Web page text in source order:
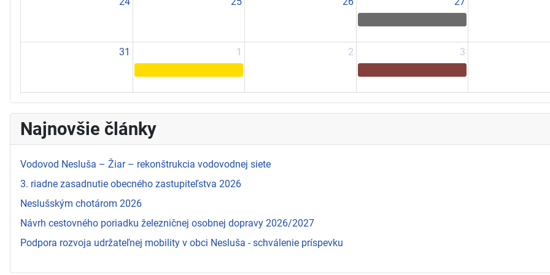
31 1 2 3
Najnovšie články
Vodovod Nesluša – Žiar – rekonštrukcia vodovodnej siete
3. riadne zasadnutie obecného zastupiteľstva 2026
Neslušským chotárom 2026
Návrh cestovného poriadku železničnej osobnej dopravy 2026/2027
Podpora rozvoja udržateľnej mobility v obci Nesluša - schválenie príspevku